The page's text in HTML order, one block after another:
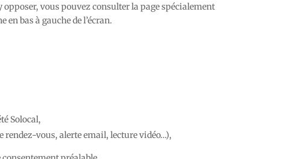
vous pouvez consulter la page spécialement
en bas à gauche de l’écran.
Solocal,
rendez-vous, alerte email, lecture vidéo…),